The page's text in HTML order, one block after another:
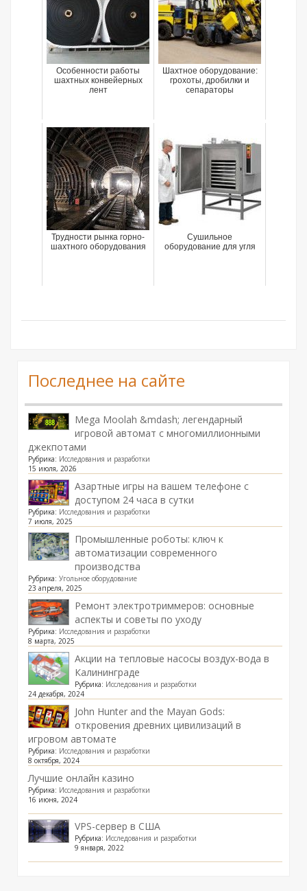
Особенности работы
шахтных конвейерных
лент
Шахтное оборудование:
грохоты, дробилки и
сепараторы
Трудности рынка горно-
шахтного оборудования
Сушильное
оборудование для угля
Последнее на сайте
Mega Moolah &mdash; легендарный
игровой автомат с многомиллионными
джекпотами
Рубрика: Исследования и разработки
15 июля, 2026
Азартные игры на вашем телефоне с
доступом 24 часа в сутки
Рубрика: Исследования и разработки
7 июля, 2025
Промышленные роботы: ключ к
автоматизации современного
производства
Рубрика: Угольное оборудование
23 апреля, 2025
Ремонт электротриммеров: основные
аспекты и советы по уходу
Рубрика: Исследования и разработки
8 марта, 2025
Акции на тепловые насосы воздух-вода в
Калининграде
Рубрика: Исследования и разработки
24 декабря, 2024
John Hunter and the Mayan Gods:
откровения древних цивилизаций в
игровом автомате
Рубрика: Исследования и разработки
8 октября, 2024
Лучшие онлайн казино
Рубрика: Исследования и разработки
16 июня, 2024
VPS-сервер в США
Рубрика: Исследования и разработки
9 января, 2022